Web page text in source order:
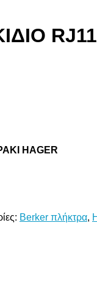
HAGER
Berker πλήκτρα,